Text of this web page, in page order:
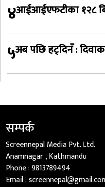
४आईआईएफटीका १२८
५अब पछि हट्दिनँ :
सम्पर्क
Screennepal Media Pvt. Ltd.
Anamnagar , Kathmandu
Phone :9813789494
Email :